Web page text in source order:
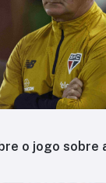
o jogo sobre